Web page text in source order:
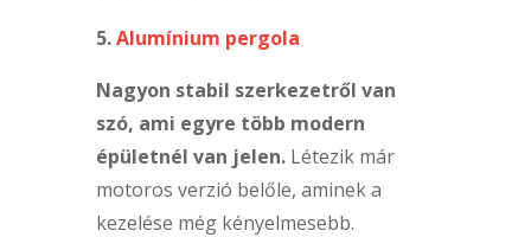
5.Alumínium pergola
Nagyon stabil szerkezetről van
szó, ami egyre több modern
épületnél van jelen. Létezik már
motoros verzió belőle, aminek a
kezelése még kényelmesebb.